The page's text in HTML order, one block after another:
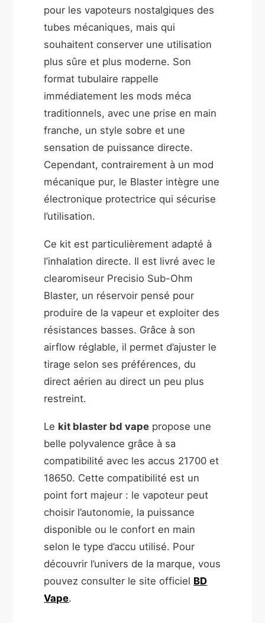
pour les vapoteurs nostalgiques des
tubes mécaniques, mais qui
souhaitent conserver une utilisation
plus sûre et plus moderne. Son
format tubulaire rappelle
immédiatement les mods méca
traditionnels, avec une prise en main
franche, un style sobre et une
sensation de puissance directe.
Cependant, contrairement à un mod
mécanique pur, le Blaster intègre une
électronique protectrice qui sécurise
l’utilisation.
Ce kit est particulièrement adapté à
l’inhalation directe. Il est livré avec le
clearomiseur Precisio Sub-Ohm
Blaster, un réservoir pensé pour
produire de la vapeur et exploiter des
résistances basses. Grâce à son
airflow réglable, il permet d’ajuster le
tirage selon ses préférences, du
direct aérien au direct un peu plus
restreint.
Le kit blaster bd vape propose une
belle polyvalence grâce à sa
compatibilité avec les accus 21700 et
18650. Cette compatibilité est un
point fort majeur : le vapoteur peut
choisir l’autonomie, la puissance
disponible ou le confort en main
selon le type d’accu utilisé. Pour
découvrir l’univers de la marque, vous
pouvez consulter le site officiel BD
Vape.